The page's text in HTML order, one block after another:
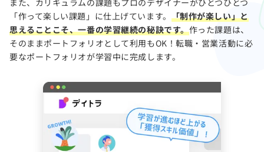
「作って楽しい課題」に仕上げています。 「制作が楽しい」と
思えることこそ、一番の学習継続の秘訣です。作った課題は、
そのままポートフォリオとして利用もOK！転職・営業活動に必
要なポートフォリオが学習中に完成します。